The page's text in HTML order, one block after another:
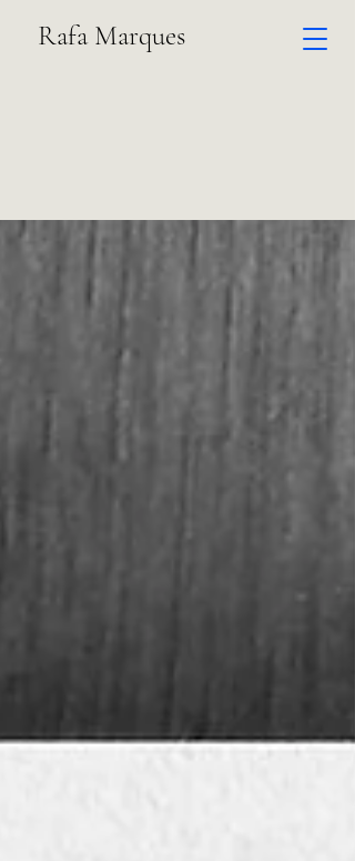
Rafa Marques